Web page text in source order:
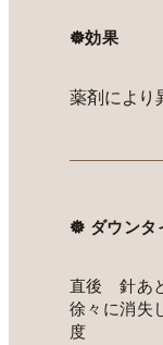
𖣔効果
薬剤により
𖣔 ダウンタ
直後 針あ
徐々に消失
度